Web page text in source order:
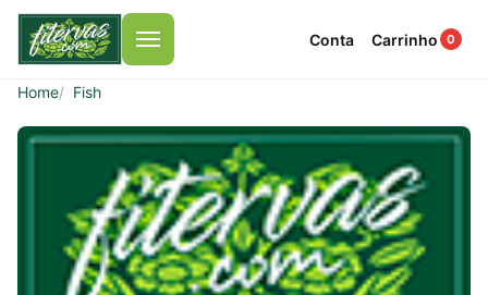
Menu Conta Carrinho 0
Home Fish